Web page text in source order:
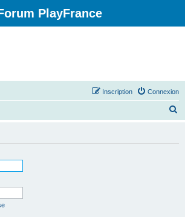
PlayFrance
Connexion
Inscription